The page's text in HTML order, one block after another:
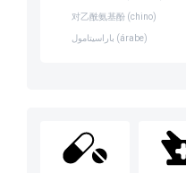
对乙酰氨基酚 (chino)
باراسيتامول (árabe)